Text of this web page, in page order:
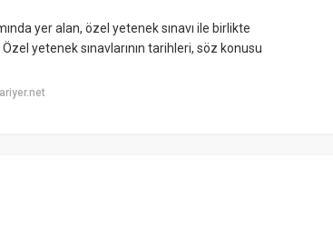
yer alan, özel yetenek sınavı ile birlikte
yetenek sınavlarının tarihleri, söz konusu